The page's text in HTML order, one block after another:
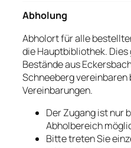
Abholung
Abholort für alle
die Hauptbibliothek.
Bestände aus
Schneeberg
Vereinbarungen.
Der Zugang ist nur
Abholbereich
Bitte treten Sie